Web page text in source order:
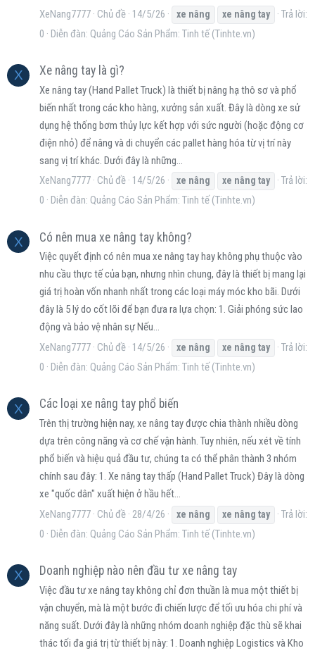
XeNang7777 Chủ đề 14/5/26 xe nâng xe nâng tay
Trả lời:
0
Diễn đàn: Quảng Cáo Sản Phẩm: Tinh tế (Tinhte.vn)
X Xe nâng tay là gì?
Xe nâng tay (Hand Pallet Truck) là thiết bị nâng hạ thô sơ và phổ
biến nhất trong các kho hàng, xưởng sản xuất. Đây là dòng xe sử
dụng hệ thống bơm thủy lực kết hợp với sức người (hoặc động cơ
điện nhỏ) để nâng và di chuyển các pallet hàng hóa từ vị trí này
sang vị trí khác. Dưới đây là những...
XeNang7777 Chủ đề 14/5/26 xe nâng xe nâng tay
Trả lời:
0
Diễn đàn: Quảng Cáo Sản Phẩm: Tinh tế (Tinhte.vn)
X Có nên mua xe nâng tay không?
Việc quyết định có nên mua xe nâng tay hay không phụ thuộc vào
nhu cầu thực tế của bạn, nhưng nhìn chung, đây là thiết bị mang lại
giá trị hoàn vốn nhanh nhất trong các loại máy móc kho bãi. Dưới
đây là 5 lý do cốt lõi để bạn đưa ra lựa chọn: 1. Giải phóng sức lao
động và bảo vệ nhân sự Nếu...
XeNang7777 Chủ đề 14/5/26 xe nâng xe nâng tay
Trả lời:
0
Diễn đàn: Quảng Cáo Sản Phẩm: Tinh tế (Tinhte.vn)
X Các loại xe nâng tay phổ biến
Trên thị trường hiện nay, xe nâng tay được chia thành nhiều dòng
dựa trên công năng và cơ chế vận hành. Tuy nhiên, nếu xét về tính
phổ biến và hiệu quả đầu tư, chúng ta có thể phân thành 3 nhóm
chính sau đây: 1. Xe nâng tay thấp (Hand Pallet Truck) Đây là dòng
xe "quốc dân" xuất hiện ở hầu hết...
XeNang7777 Chủ đề 28/4/26 xe nâng xe nâng tay
Trả lời:
0
Diễn đàn: Quảng Cáo Sản Phẩm: Tinh tế (Tinhte.vn)
X Doanh nghiệp nào nên đầu tư xe nâng tay
Việc đầu tư xe nâng tay không chỉ đơn thuần là mua một thiết bị
vận chuyển, mà là một bước đi chiến lược để tối ưu hóa chi phí và
năng suất. Dưới đây là những nhóm doanh nghiệp đặc thù sẽ khai
thác tối đa giá trị từ thiết bị này: 1. Doanh nghiệp Logistics và Kho